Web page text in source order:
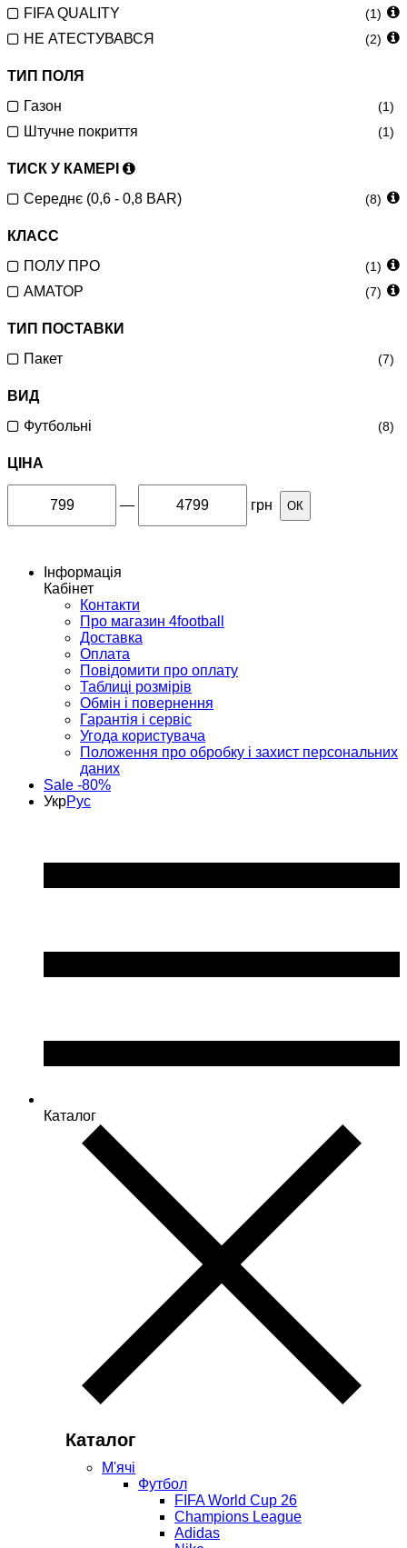
FIFA QUALITY
(1)
НЕ АТЕСТУВАВСЯ (2)
ТИП ПОЛЯ
Газон
(1)
Штучне покриття (1)
ТИСК У КАМЕРІ
Середнє (0,6 - 0,8 BAR)
(8)
КЛАСС
ПОЛУ ПРО
(1)
АМАТОР (7)
ТИП ПОСТАВКИ
Пакет
(7)
ВИД
Футбольні
(8)
ЦІНА
— грн ОК
Інформація
Кабінет
Контакти
Про магазин 4football
Доставка
Оплата
Повідомити про оплату
Таблиці розмірів
Обмін і повернення
Гарантія і сервіс
Угода користувача
Положення про обробку і захист персональних
даних
Sale -80%
УкрРус
Каталог
Каталог
М'ячі
Футбол
FIFA World Cup 26
Champions League
Adidas